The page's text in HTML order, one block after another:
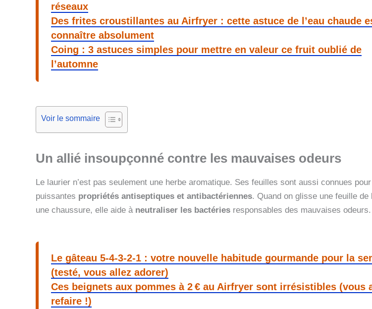
réseaux
Des frites croustillantes au Airfryer : cette astuce de l’eau chaude
connaître absolument
Coing : 3 astuces simples pour mettre en valeur ce fruit oublié de
l’automne
Voir le sommaire
Un allié insoupçonné contre les mauvaises odeurs
Le laurier n’est pas seulement une herbe aromatique. Ses feuilles sont aussi connues
puissantes propriétés antiseptiques et antibactériennes. Quand on glisse une feuille de
une chaussure, elle aide à neutraliser les bactéries responsables des mauvaises odeurs.
Le gâteau 5-4-3-2-1 : votre nouvelle habitude gourmande pour la
(testé, vous allez adorer)
Ces beignets aux pommes à 2 € au Airfryer sont irrésistibles (vous
refaire !)